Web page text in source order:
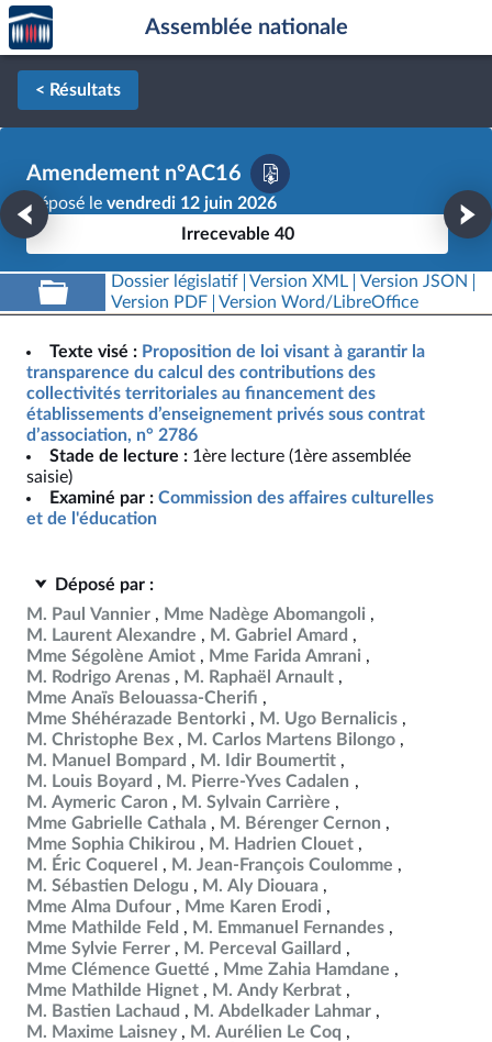
Aller au contenu
Aller en bas de la page
Accèder
à la
page
d'accueil
Assemblée nationale
< Résultats
Amendement n°AC16
Déposé le vendredi 12 juin 2026
Irrecevable 40
Dossier législatif Version XML
Version JSON
Version PDF
Version Word/LibreOffice
Texte visé : Proposition de loi visant à garantir la
transparence du calcul des contributions des
collectivités territoriales au financement des
établissements d’enseignement privés sous contrat
d’association, n° 2786
Stade de lecture : 1ère lecture (1ère assemblée
saisie)
Examiné par : Commission des affaires culturelles
et de l'éducation
Déposé par :
M. Paul Vannier
Mme Nadège Abomangoli
M. Laurent Alexandre
M. Gabriel Amard
Mme Ségolène Amiot
Mme Farida Amrani
M. Rodrigo Arenas
M. Raphaël Arnault
Mme Anaïs Belouassa-Cherifi
Mme Shéhérazade Bentorki
M. Ugo Bernalicis
M. Christophe Bex
M. Carlos Martens Bilongo
M. Manuel Bompard
M. Idir Boumertit
M. Louis Boyard
M. Pierre-Yves Cadalen
M. Aymeric Caron
M. Sylvain Carrière
Mme Gabrielle Cathala
M. Bérenger Cernon
Mme Sophia Chikirou
M. Hadrien Clouet
M. Éric Coquerel
M. Jean-François Coulomme
M. Sébastien Delogu
M. Aly Diouara
Mme Alma Dufour
Mme Karen Erodi
Mme Mathilde Feld
M. Emmanuel Fernandes
Mme Sylvie Ferrer
M. Perceval Gaillard
Mme Clémence Guetté
Mme Zahia Hamdane
Mme Mathilde Hignet
M. Andy Kerbrat
M. Bastien Lachaud
M. Abdelkader Lahmar
M. Maxime Laisney
M. Aurélien Le Coq